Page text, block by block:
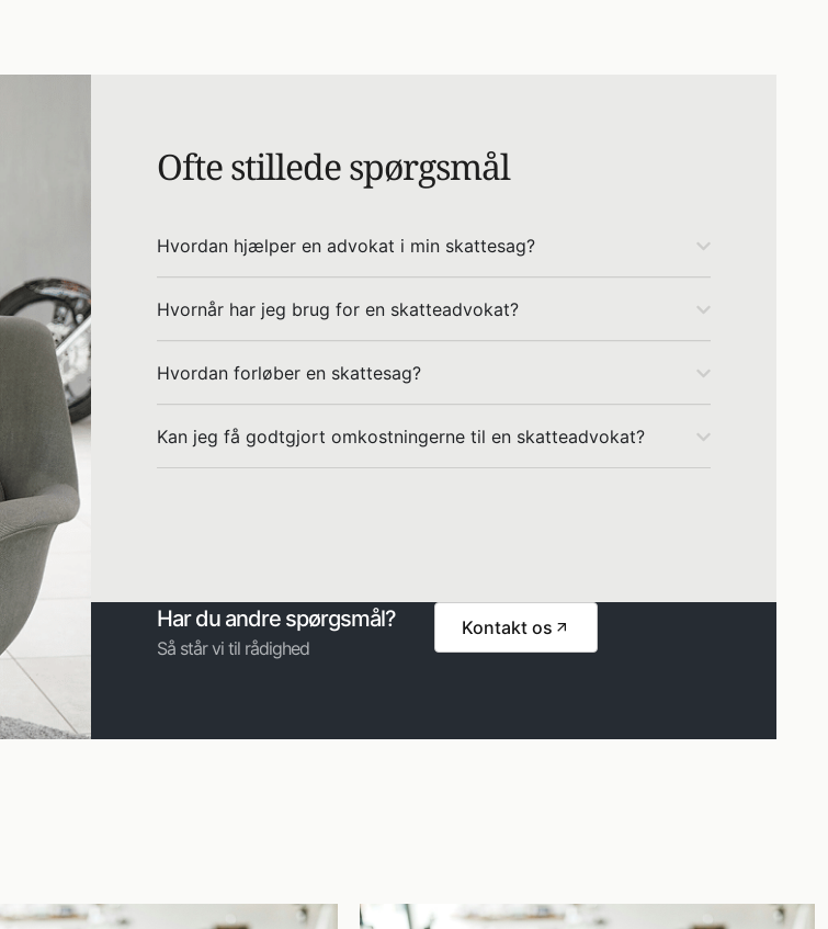
Ofte stillede spørgsmål
Hvordan hjælper en advokat i min skattesag?
Hvornår har jeg brug for en skatteadvokat?
Hvordan forløber en skattesag?
Kan jeg få godtgjort omkostningerne til en skatteadvokat?
Har du andre spørgsmål?
Så står vi til rådighed
Kontakt os